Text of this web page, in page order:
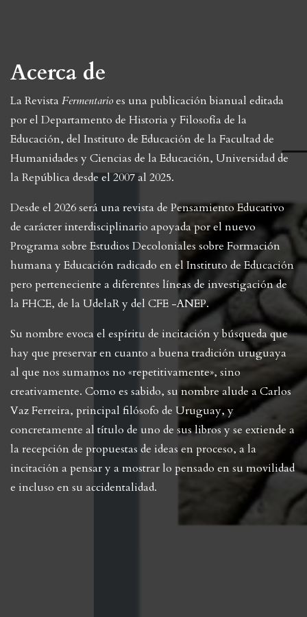
Acerca de
La Revista Fermentarioes una publicación bianual editada
por el Departamento de Historia y Filosofí­a de la
Educación, del Instituto de Educación de la Facultad de
Humanidades y Ciencias de la Educación, Universidad de
la República desde el 2007 al 2025.
Desde el 2026 será una revista de Pensamiento Educativo
de carácter interdisciplinario apoyada por el nuevo
Programa sobre Estudios Decoloniales sobre Formación
humana y Educación radicado en el Instituto de Educación
pero perteneciente a diferentes líneas de investigación de
la FHCE, de la UdelaR y del CFE -ANEP.
Su nombre evoca el espíritu de incitación y búsqueda que
hay que preservar en cuanto a buena tradición uruguaya
al que nos sumamos no «repetitivamente», sino
creativamente. Como es sabido, su nombre alude a Carlos
Vaz Ferreira, principal filósofo de Uruguay, y
concretamente al título de uno de sus libros y se extiende a
la recepción de propuestas de ideas en proceso, a la
incitación a pensar y a mostrar lo pensado en su movilidad
e incluso en su accidentalidad.